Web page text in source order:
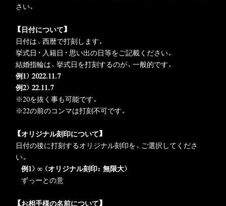
さい。
【日付について】
日付は、西暦で打刻します。
挙式日・入籍日・思い出の日等をご記載ください。
結婚指輪は、挙式日を打刻するのが、一般的です。
例1）2022.11.7
例2）22.11.7
※20を抜く事も可能です。
※22の前のコンマは打刻不可です。
【オリジナル刻印について】
日付の後に打刻するオリジナル刻印を、ご選択してくださ
い。
例1）∞（オリジナル刻印：無限大）
ずっーとの意
【お相手様の名前について】